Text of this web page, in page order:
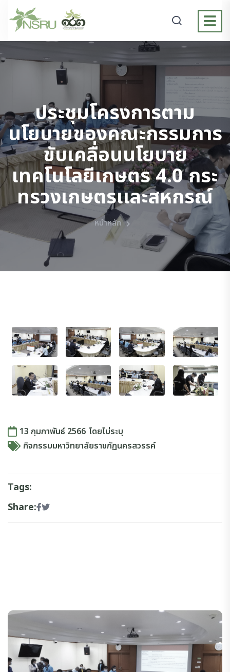
ประชุมโครงการตาม
นโยบายของคณะกรรมการ
ขับเคลื่อนนโยบาย
เทคโนโลยีเกษตร 4.0 กระ
ทรวงเกษตรเเละสหกรณ์
หน้าหลัก
13 กุมภาพันธ์ 2566 โดยไม่ระบุ
กิจกรรมมหาวิทยาลัยราชภัฏนครสวรรค์
Tags:
Share: